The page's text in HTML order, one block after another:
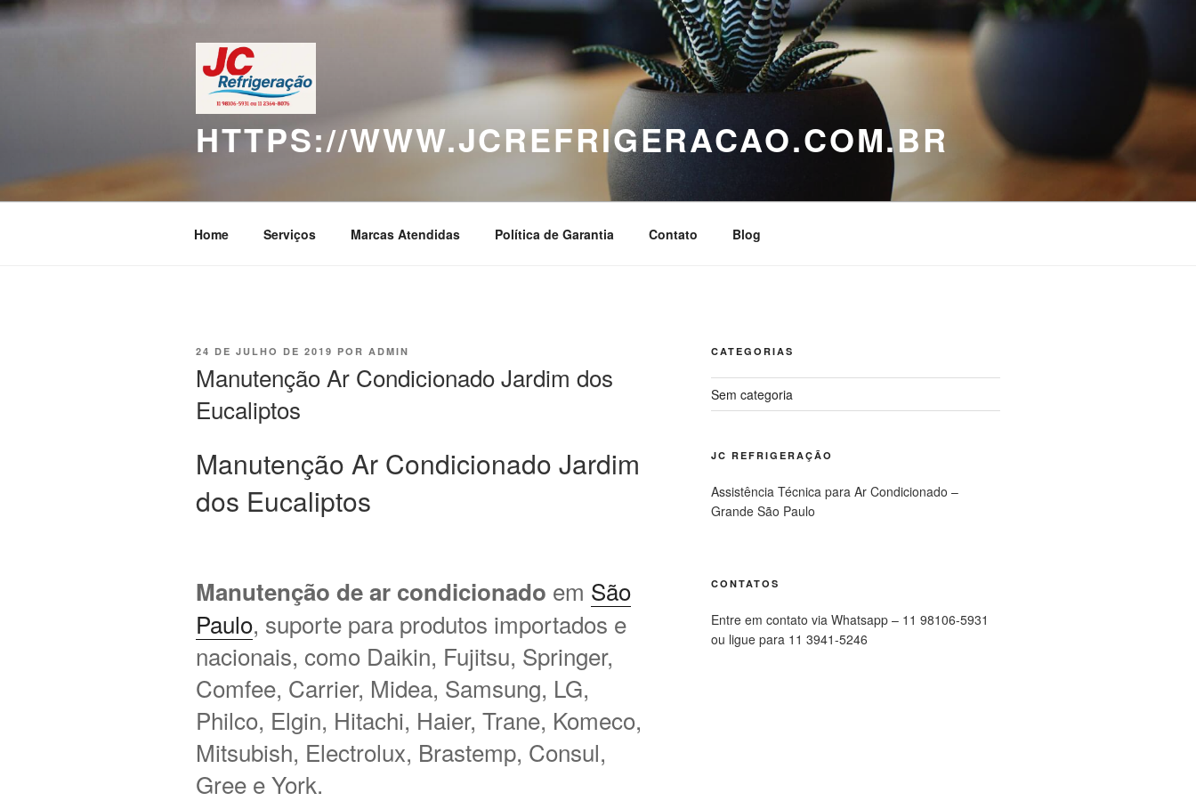
Pular
para
HTTPS://WWW.JCREFRIGERACAO.COM.BR
Home Serviços Marcas Atendidas Política de Garantia Contato Blog
PUBLICADO
24 DE JULHO DE 2019 POR ADMIN
Manutenção Ar Condicionado Jardim dos
Eucaliptos
Manutenção Ar Condicionado Jardim
dos Eucaliptos
Manutenção de ar condicionado em São
Paulo, suporte para produtos importados e
nacionais, como Daikin, Fujitsu, Springer,
Comfee, Carrier, Midea, Samsung, LG,
Philco, Elgin, Hitachi, Haier, Trane, Komeco,
Mitsubish, Electrolux, Brastemp, Consul,
Gree e York.
CATEGORIAS
Sem categoria
JC REFRIGERAÇÃO
Assistência Técnica para Ar Condicionado –
Grande São Paulo
CONTATOS
Entre em contato via Whatsapp – 11 98106-5931
ou ligue para 11 3941-5246